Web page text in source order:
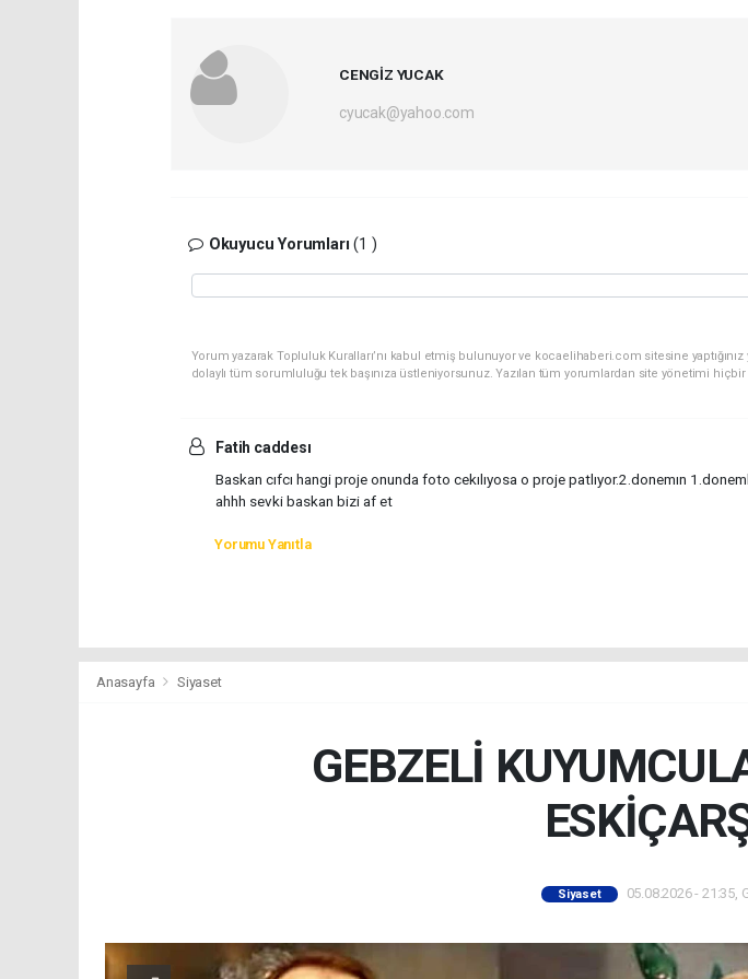
CENGİZ YUCAK
cyucak@yahoo.com
Okuyucu Yorumları(1 )
Yorum yazarak Topluluk Kuralları’nı kabul etmiş bulunuyor ve kocaelihaberi.com sitesine
dolaylı tüm sorumluluğu tek başınıza üstleniyorsunuz. Yazılan tüm yorumlardan site yönetimi
Fatih caddesı
Baskan cıfcı hangi proje onunda foto cekılıyosa o proje patlıyor.2.donemın
ahhh sevki baskan bizi af et
Yorumu Yanıtla
Anasayfa Siyaset
GEBZELİ
Siyaset 05.08.2026 - 21:35,